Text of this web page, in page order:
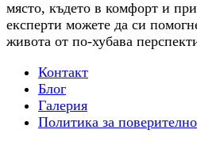
място, където в комфорт и
експерти можете да си
живота от по-хубава
Контакт
Блог
Галерия
Политика за